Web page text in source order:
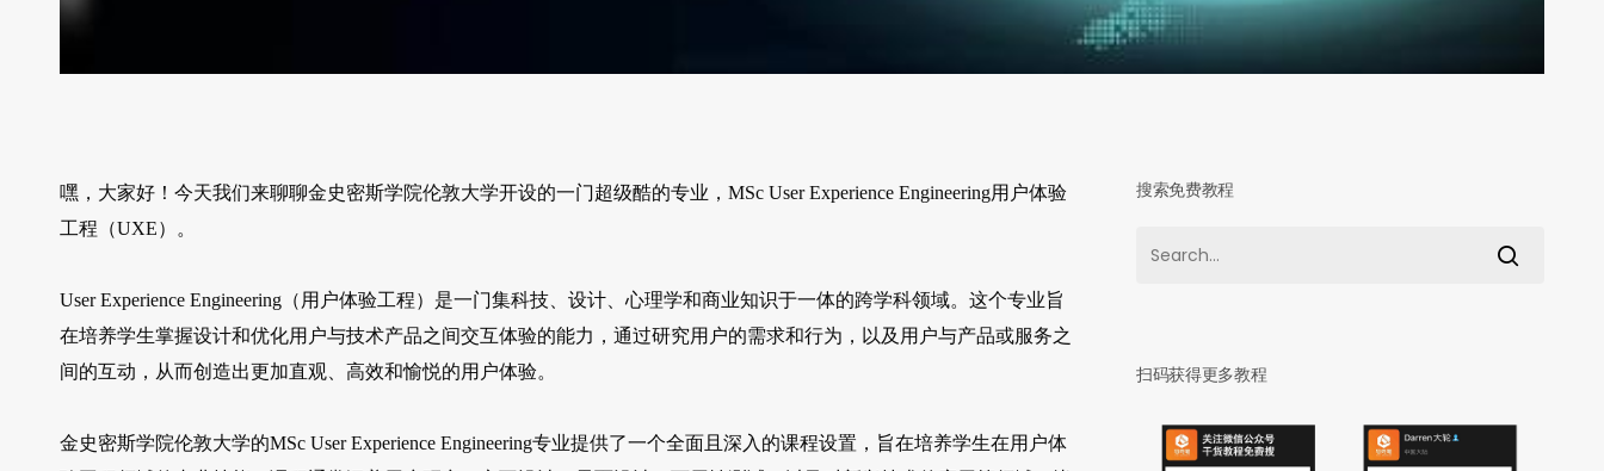
嘿，大家好！今天我们来聊聊金史密斯学院伦敦大学开设的一门超级酷的专业，MSc User Experience Engineering用户体验
工程（UXE）。
User Experience Engineering（用户体验工程）是一门集科技、设计、心理学和商业知识于一体的跨学科领域。这个专业旨
在培养学生掌握设计和优化用户与技术产品之间交互体验的能力，通过研究用户的需求和行为，以及用户与产品或服务之
间的互动，从而创造出更加直观、高效和愉悦的用户体验。
金史密斯学院伦敦大学的MSc User Experience Engineering专业提供了一个全面且深入的课程设置，旨在培养学生在用户体
搜索免费教程
扫码获得更多教程